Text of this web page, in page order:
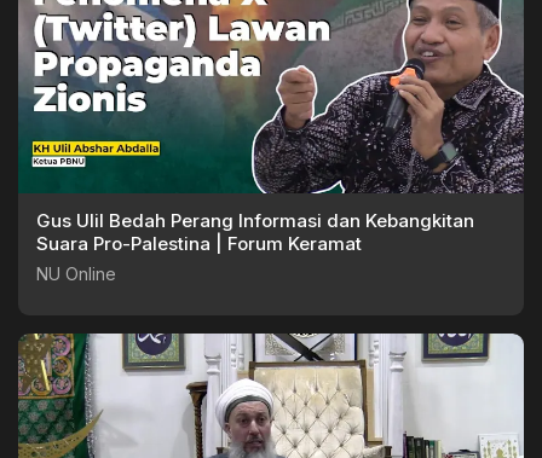
Gus Ulil Bedah Perang Informasi dan Kebangkitan
Suara Pro-Palestina | Forum Keramat
NU Online